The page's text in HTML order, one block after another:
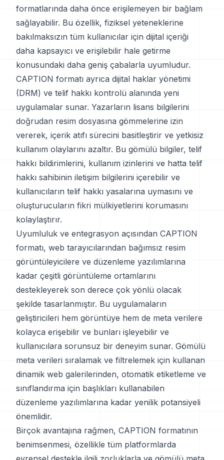
formatlarında daha önce erişilemeyen bir bağlam
sağlayabilir. Bu özellik, fiziksel yeteneklerine
bakılmaksızın tüm kullanıcılar için dijital içeriği
daha kapsayıcı ve erişilebilir hale getirme
konusundaki daha geniş çabalarla uyumludur.
CAPTION formatı ayrıca dijital haklar yönetimi
(DRM) ve telif hakkı kontrolü alanında yeni
uygulamalar sunar. Yazarların lisans bilgilerini
doğrudan resim dosyasına gömmelerine izin
vererek, içerik atıfı sürecini basitleştirir ve yetkisiz
kullanım olaylarını azaltır. Bu gömülü bilgiler, telif
hakkı bildirimlerini, kullanım izinlerini ve hatta telif
hakkı sahibinin iletişim bilgilerini içerebilir ve
kullanıcıların telif hakkı yasalarına uymasını ve
oluşturucuların fikri mülkiyetlerini korumasını
kolaylaştırır.
Uyumluluk ve entegrasyon açısından CAPTION
formatı, web tarayıcılarından bağımsız resim
görüntüleyicilere ve düzenleme yazılımlarına
kadar çeşitli görüntüleme ortamlarını
destekleyerek son derece çok yönlü olacak
şekilde tasarlanmıştır. Bu uygulamaların
geliştiricileri hem görüntüye hem de meta verilere
kolayca erişebilir ve bunları işleyebilir ve
kullanıcılara sorunsuz bir deneyim sunar. Gömülü
meta verileri sıralamak ve filtrelemek için kullanan
dinamik web galerilerinden, otomatik etiketleme ve
sınıflandırma için başlıkları kullanabilen
düzenleme yazılımlarına kadar yenilik potansiyeli
önemlidir.
Birçok avantajına rağmen, CAPTION formatının
benimsenmesi, özellikle tüm platformlarda